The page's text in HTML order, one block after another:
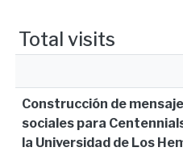
Total visits
Construcción de
sociales para
la Universidad de Los